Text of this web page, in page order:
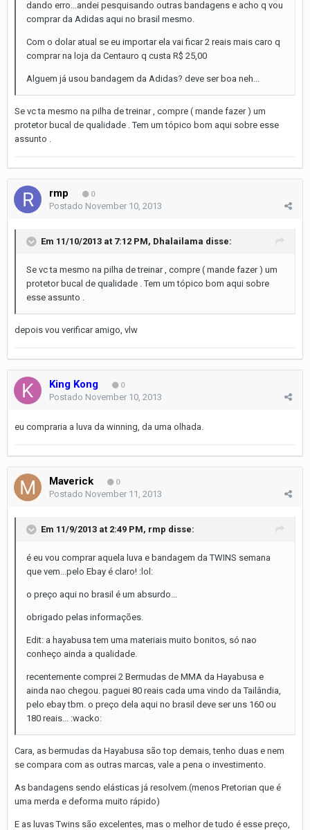
dando erro...andei pesquisando outras bandagens e acho q vou
comprar da Adidas aqui no brasil mesmo.
Com o dolar atual se eu importar ela vai ficar 2 reais mais caro q
comprar na loja da Centauro q custa R$ 25,00
Alguem já usou bandagem da Adidas? deve ser boa neh...
Se vc ta mesmo na pilha de treinar , compre ( mande fazer ) um
protetor bucal de qualidade . Tem um tópico bom aqui sobre esse
assunto .
rmp 0
Postado November 10, 2013
Em 11/10/2013 at 7:12 PM, Dhalailama disse:
Se vc ta mesmo na pilha de treinar , compre ( mande fazer ) um
protetor bucal de qualidade . Tem um tópico bom aqui sobre
esse assunto .
depois vou verificar amigo, vlw
King Kong 0
Postado November 10, 2013
eu compraria a luva da winning, da uma olhada.
Maverick 0
Postado November 11, 2013
Em 11/9/2013 at 2:49 PM, rmp disse:
é eu vou comprar aquela luva e bandagem da TWINS semana
que vem...pelo Ebay é claro! :lol:
o preço aqui no brasil é um absurdo...
obrigado pelas informações.
Edit: a hayabusa tem uma materiais muito bonitos, só nao
conheço ainda a qualidade.
recentemente comprei 2 Bermudas de MMA da Hayabusa e
ainda nao chegou. paguei 80 reais cada uma vindo da Tailândia,
pelo ebay tbm. o preço dela aqui no brasil deve ser uns 160 ou
180 reais... :wacko:
Cara, as bermudas da Hayabusa são top demais, tenho duas e nem
se compara com as outras marcas, vale a pena o investimento.
As bandagens sendo elásticas já resolvem.(menos Pretorian que é
uma merda e deforma muito rápido)
E as luvas Twins são excelentes, mas o melhor de tudo é esse preço,